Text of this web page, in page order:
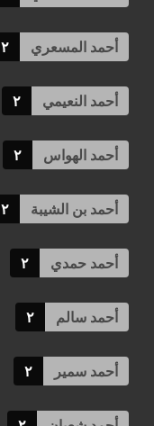
أحمد المسعري ٢
أحمد النعيمي ٢
أحمد الهواس ٢
أحمد بن الشيبة ٢
أحمد حمدي ٢
أحمد سالم ٢
أحمد سمير ٢